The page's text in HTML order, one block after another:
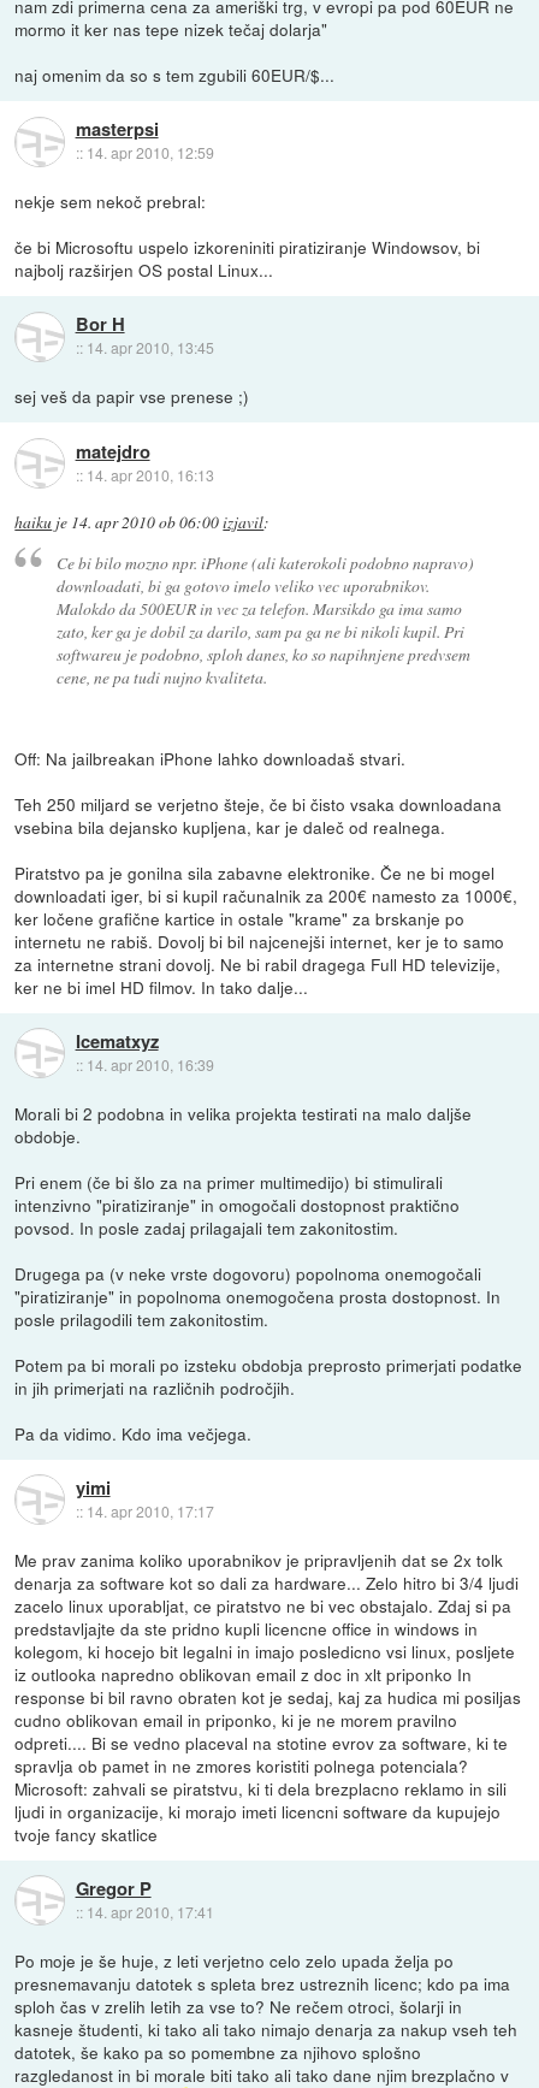
nam zdi primerna cena za ameriški trg, v evropi pa pod 60EUR ne
mormo it ker nas tepe nizek tečaj dolarja"
naj omenim da so s tem zgubili 60EUR/$...
masterpsi
:: 14. apr 2010, 12:59
nekje sem nekoč prebral:
če bi Microsoftu uspelo izkoreniniti piratiziranje Windowsov, bi
najbolj razširjen OS postal Linux...
Bor H
:: 14. apr 2010, 13:45
sej veš da papir vse prenese ;)
matejdro
:: 14. apr 2010, 16:13
haiku je 14. apr 2010 ob 06:00izjavil:
Ce bi bilo mozno npr. iPhone (ali katerokoli podobno napravo)
downloadati, bi ga gotovo imelo veliko vec uporabnikov.
Malokdo da 500EUR in vec za telefon. Marsikdo ga ima samo
zato, ker ga je dobil za darilo, sam pa ga ne bi nikoli kupil. Pri
softwareu je podobno, sploh danes, ko so napihnjene predvsem
cene, ne pa tudi nujno kvaliteta.
Off: Na jailbreakan iPhone lahko downloadaš stvari.
Teh 250 miljard se verjetno šteje, če bi čisto vsaka downloadana
vsebina bila dejansko kupljena, kar je daleč od realnega.
Piratstvo pa je gonilna sila zabavne elektronike. Če ne bi mogel
downloadati iger, bi si kupil računalnik za 200€ namesto za 1000€,
ker ločene grafične kartice in ostale "krame" za brskanje po
internetu ne rabiš. Dovolj bi bil najcenejši internet, ker je to samo
za internetne strani dovolj. Ne bi rabil dragega Full HD televizije,
ker ne bi imel HD filmov. In tako dalje...
Icematxyz
:: 14. apr 2010, 16:39
Morali bi 2 podobna in velika projekta testirati na malo daljše
obdobje.
Pri enem (če bi šlo za na primer multimedijo) bi stimulirali
intenzivno "piratiziranje" in omogočali dostopnost praktično
povsod. In posle zadaj prilagajali tem zakonitostim.
Drugega pa (v neke vrste dogovoru) popolnoma onemogočali
"piratiziranje" in popolnoma onemogočena prosta dostopnost. In
posle prilagodili tem zakonitostim.
Potem pa bi morali po izsteku obdobja preprosto primerjati podatke
in jih primerjati na različnih področjih.
Pa da vidimo. Kdo ima večjega.
yimi
:: 14. apr 2010, 17:17
Me prav zanima koliko uporabnikov je pripravljenih dat se 2x tolk
denarja za software kot so dali za hardware... Zelo hitro bi 3/4 ljudi
zacelo linux uporabljat, ce piratstvo ne bi vec obstajalo. Zdaj si pa
predstavljajte da ste pridno kupli licencne office in windows in
kolegom, ki hocejo bit legalni in imajo posledicno vsi linux, posljete
iz outlooka napredno oblikovan email z doc in xlt priponko In
response bi bil ravno obraten kot je sedaj, kaj za hudica mi posiljas
cudno oblikovan email in priponko, ki je ne morem pravilno
odpreti.... Bi se vedno placeval na stotine evrov za software, ki te
spravlja ob pamet in ne zmores koristiti polnega potenciala?
Microsoft: zahvali se piratstvu, ki ti dela brezplacno reklamo in sili
ljudi in organizacije, ki morajo imeti licencni software da kupujejo
tvoje fancy skatlice
Gregor P
:: 14. apr 2010, 17:41
Po moje je še huje, z leti verjetno celo zelo upada želja po
presnemavanju datotek s spleta brez ustreznih licenc; kdo pa ima
sploh čas v zrelih letih za vse to? Ne rečem otroci, šolarji in
kasneje študenti, ki tako ali tako nimajo denarja za nakup vseh teh
datotek, še kako pa so pomembne za njihovo splošno
razgledanost in bi morale biti tako ali tako dane njim brezplačno v